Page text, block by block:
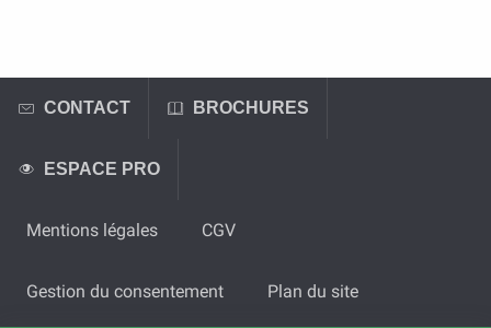
CONTACT BROCHURES
ESPACE PRO
Mentions légales CGV
Gestion du consentement Plan du site